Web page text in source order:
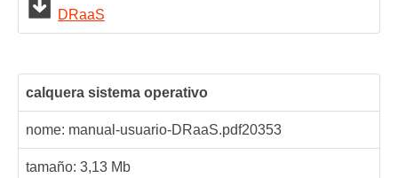
DRaaS
calquera sistema operativo
nome: manual-usuario-DRaaS.pdf20353
tamaño: 3,13 Mb